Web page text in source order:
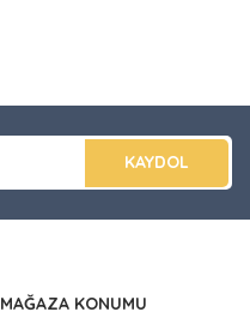
KAYDOL
MAĞAZA KONUMU